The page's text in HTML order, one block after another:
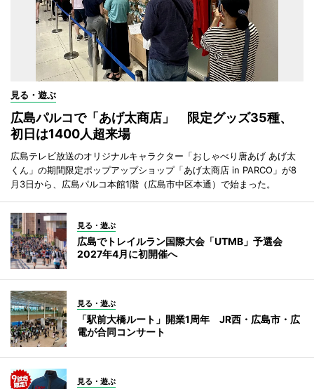
見る・遊ぶ
広島パルコで「あげ太商店」 限定グッズ35種、
初日は1400人超来場
広島テレビ放送のオリジナルキャラクター「おしゃべり唐あげ あげ太
くん」の期間限定ポップアップショップ「あげ太商店 in PARCO」が8
月3日から、広島パルコ本館1階（広島市中区本通）で始まった。
見る・遊ぶ
広島でトレイルラン国際大会「UTMB」予選会
2027年4月に初開催へ
見る・遊ぶ
「駅前大橋ルート」開業1周年 JR西・広島市・広
電が合同コンサート
見る・遊ぶ